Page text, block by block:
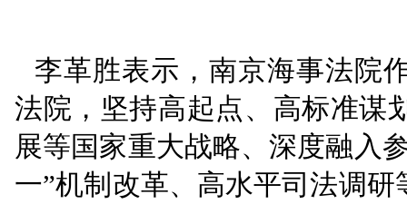
出，武汉海事法院作为
运经济发展、保护长江
在涉外法治人才培养、